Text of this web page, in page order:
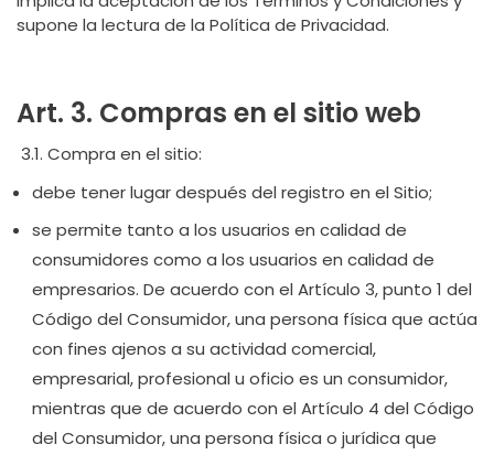
supone la lectura de la Política de Privacidad.
Art. 3. Compras en el sitio web
3.1. Compra en el sitio:
debe tener lugar después del registro en el Sitio;
se permite tanto a los usuarios en calidad de
consumidores como a los usuarios en calidad de
empresarios. De acuerdo con el Artículo 3, punto 1 del
Código del Consumidor, una persona física que actúa
con fines ajenos a su actividad comercial,
empresarial, profesional u oficio es un consumidor,
mientras que de acuerdo con el Artículo 4 del Código
del Consumidor, una persona física o jurídica que